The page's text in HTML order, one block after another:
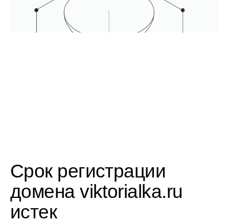
Срок регистрации
домена viktorialka.ru
истек